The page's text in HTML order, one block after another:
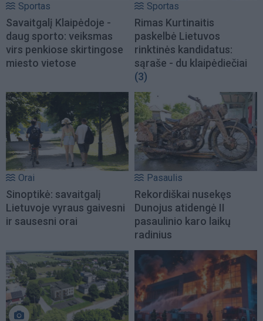
Sportas
Savaitgalį Klaipėdoje -
daug sporto: veiksmas
virs penkiose skirtingose
miesto vietose
Sportas
Rimas Kurtinaitis
paskelbė Lietuvos
rinktinės kandidatus:
sąraše - du klaipėdiečiai
(3)
Orai
Sinoptikė: savaitgalį
Lietuvoje vyraus gaivesni
ir sausesni orai
Pasaulis
Rekordiškai nusekęs
Dunojus atidengė II
pasaulinio karo laikų
radinius